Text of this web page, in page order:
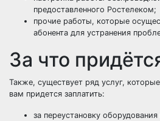
предоставленного Ростелеком;
прочие работы, которые
абонента для устранения
За что
Также, существует ряд услуг,
вам придется заплатить:
за переустановку